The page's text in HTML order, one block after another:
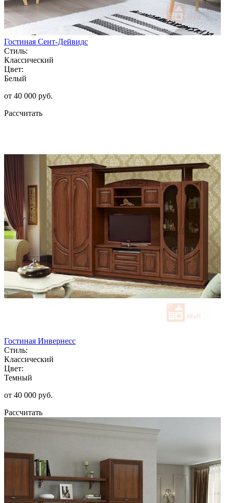
Гостиная Сент-Дейвидс
Стиль:
Классический
Цвет:
Белый
от 40 000 руб.
Рассчитать
Гостиная Инвернесс
Стиль:
Классический
Цвет:
Темный
от 40 000 руб.
Рассчитать